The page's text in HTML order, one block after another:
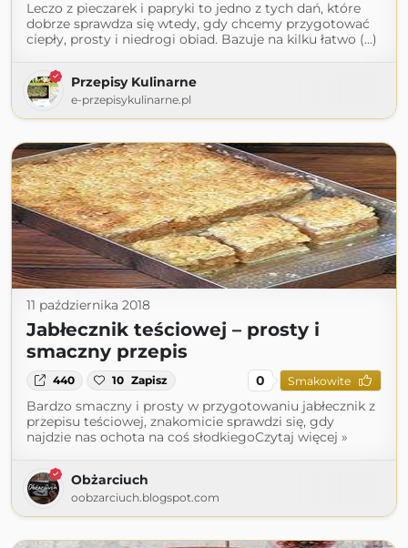
Leczo z pieczarek i papryki to jedno z tych dań, które
dobrze sprawdza się wtedy, gdy chcemy przygotować
ciepły, prosty i niedrogi obiad. Bazuje na kilku łatwo (...)
Przepisy Kulinarne
e-przepisykulinarne.pl
11 października 2018
Jabłecznik teściowej – prosty i
smaczny przepis
440 10 Zapisz 0 Smakowite
Bardzo smaczny i prosty w przygotowaniu jabłecznik z
przepisu teściowej, znakomicie sprawdzi się, gdy
najdzie nas ochota na coś słodkiegoCzytaj więcej »
Obżarciuch
oobzarciuch.blogspot.com